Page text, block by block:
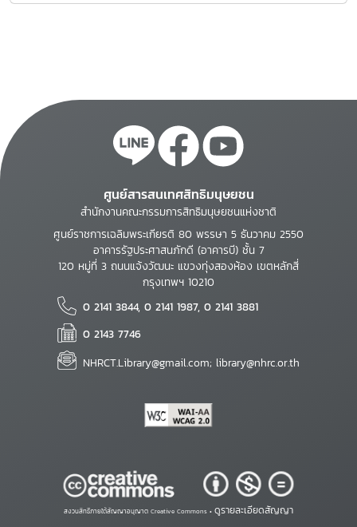
ศูนย์สารสนเทศสิทธิมนุษยชน
สำนักงานคณะกรรมการสิทธิมนุษยชนแห่งชาติ
ศูนย์ราชการเฉลิมพระเกียรติ 80 พรรษา 5 ธันวาคม 2550
อาคารรัฐประศาสนภักดี (อาคารบี) ชั้น 7
120 หมู่ที่ 3 ถนนแจ้งวัฒนะ แขวงทุ่งสองห้อง เขตหลักสี่
กรุงเทพฯ 10210
0 2141 3844, 0 2141 1987, 0 2141 3881
0 2143 7746
NHRCT.Library@gmail.com; library@nhrc.or.th
สงวนสิทธิ์ภายใต้สัญญาอนุญาต Creative Commons • ดูรายละเอียดสัญญา